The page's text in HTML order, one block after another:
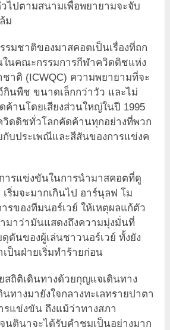
ไปตามสนามเพื่อพยายามจะจับ
ม
มชาติของมาสคอตเป็นเรื่องที่ถก
ในคณะกรรมการกีฬาควิดดิชแห่ง
าติ (ICWQC) ความพยายามที่จะ
กินพืช ขนาดเล็กกว่าวัว และไม่
ค้านโดยเสียงส่วนใหญ่ในปี 1995
ดดิชทั่วโลกคัดค้านทุกอย่างที่พวก
กับประเพณีและสีสันของการแข่งค
ารแข่งขันในการนำมาสคอตที่ดู
เริ่มจะมากเกินไป อาร์นุลฟ โม
รของทีมนอร์เวย์ ให้เหตุผลแก้ตัว
มาว่ามันแสดงถึงความมุ่งมั่นที่
ดันของผู้เล่นชาวนอร์เวย์ ทั้งยัง
ป็นฝ่ายเริ่มทำร้ายก่อน
สถิติเดินทางด้วยกุญแจเดินทาง
ทางมายังใจกลางทะเลทรายปาตา
รแข่งขัน ถึงแม้ว่าทางสภา
นตินาจะได้รับคำชมเป็นอย่างมาก